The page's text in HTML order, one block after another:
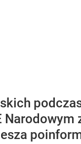
Narodowym